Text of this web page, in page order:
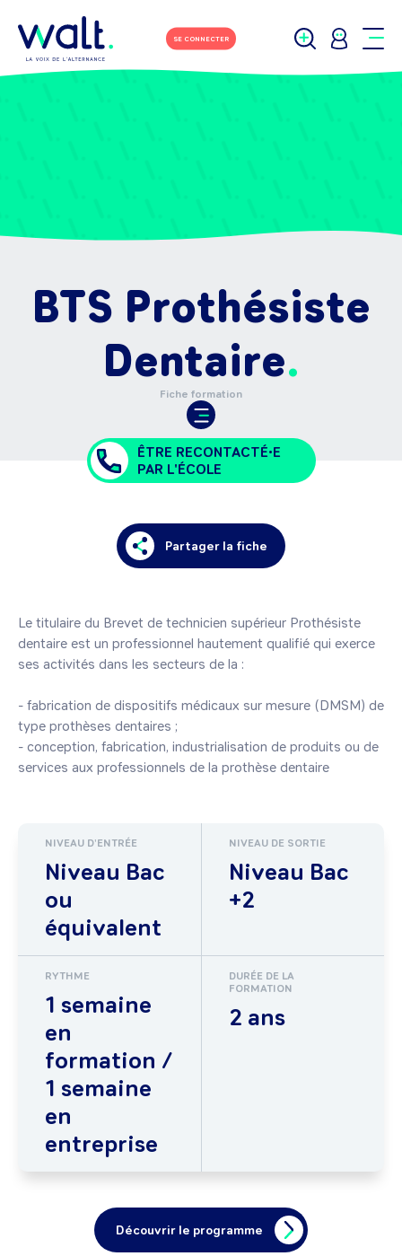
SE CONNECTER
BTS Prothésiste
Dentaire
Fiche formation
ÊTRE RECONTACTÉ•E
PAR L'ÉCOLE
Partager la fiche
Le titulaire du Brevet de technicien supérieur Prothésiste
dentaire est un professionnel hautement qualifié qui exerce
ses activités dans les secteurs de la :
- fabrication de dispositifs médicaux sur mesure (DMSM) de
type prothèses dentaires ;
- conception, fabrication, industrialisation de produits ou de
services aux professionnels de la prothèse dentaire
NIVEAU D'ENTRÉE
Niveau Bac
ou
équivalent
NIVEAU DE SORTIE
Niveau Bac
+2
RYTHME
1 semaine
en
formation /
1 semaine
en
entreprise
DURÉE DE LA
FORMATION
2 ans
Découvrir le programme